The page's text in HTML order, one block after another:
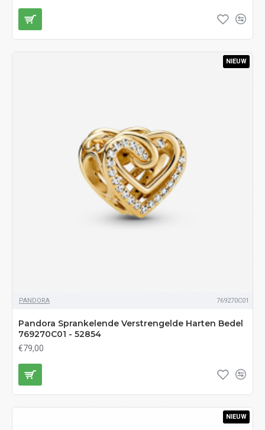
NIEUW
PANDORA 769270C01
Pandora Sprankelende Verstrengelde Harten Bedel
769270C01 - 52854
€79,00
NIEUW